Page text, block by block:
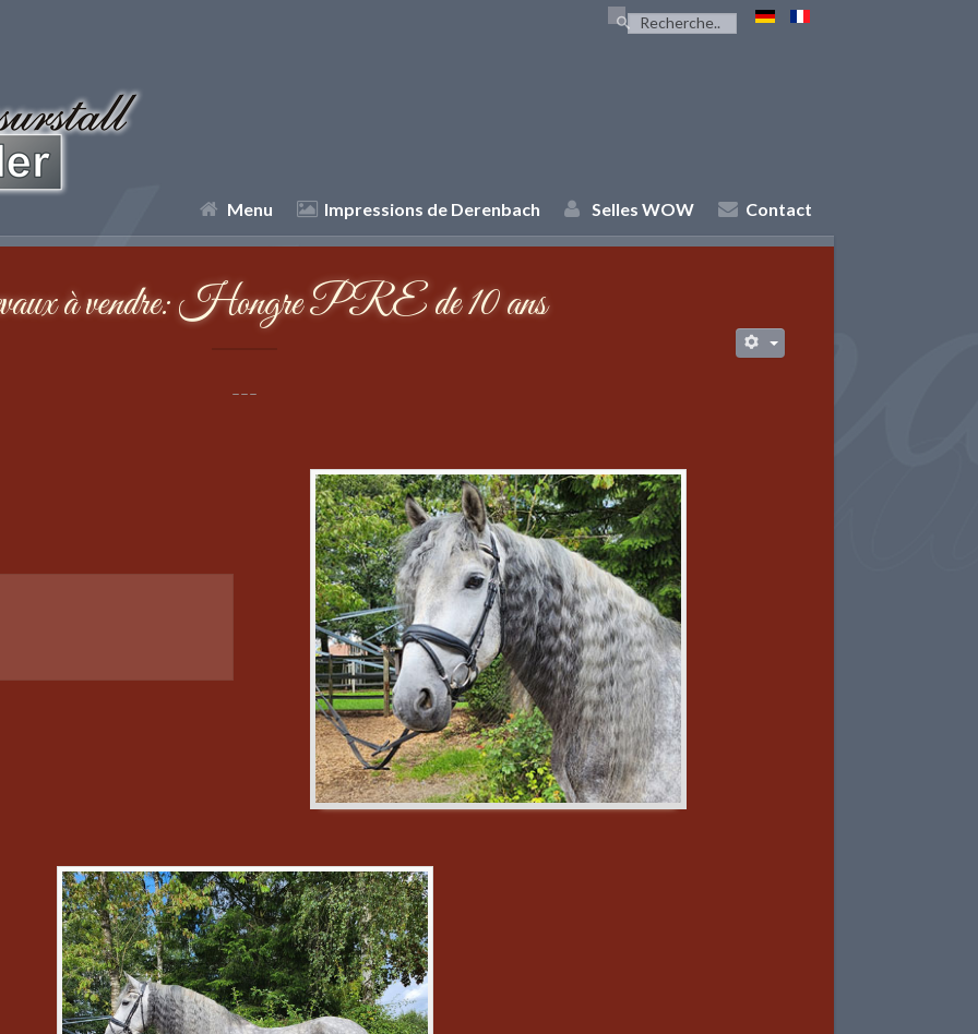
Rechercher
Menu Impressions de Derenbach Selles WOW Contact
à vendre: Hongre PRE de 10 ans
---